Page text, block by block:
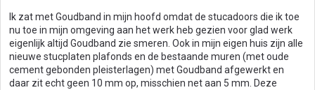
Ik zat met Goudband in mijn hoofd omdat de stucadoors die ik toe
nu toe in mijn omgeving aan het werk heb gezien voor glad werk
eigenlijk altijd Goudband zie smeren. Ook in mijn eigen huis zijn alle
nieuwe stucplaten plafonds en de bestaande muren (met oude
cement gebonden pleisterlagen) met Goudband afgewerkt en
daar zit echt geen 10 mm op, misschien net aan 5 mm. Deze